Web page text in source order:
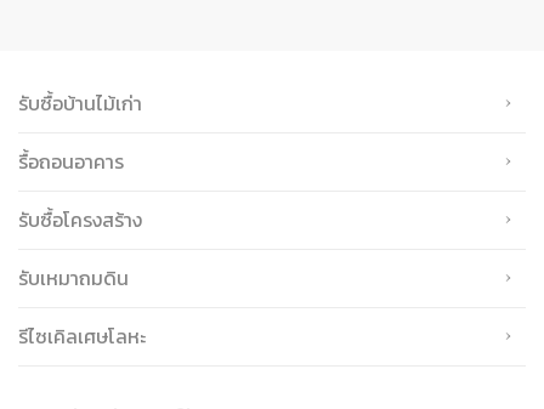
รับซื้อบ้านไม้เก่า
รื้อถอนอาคาร
รับซื้อโครงสร้าง
รับเหมาถมดิน
รีไซเคิลเศษโลหะ